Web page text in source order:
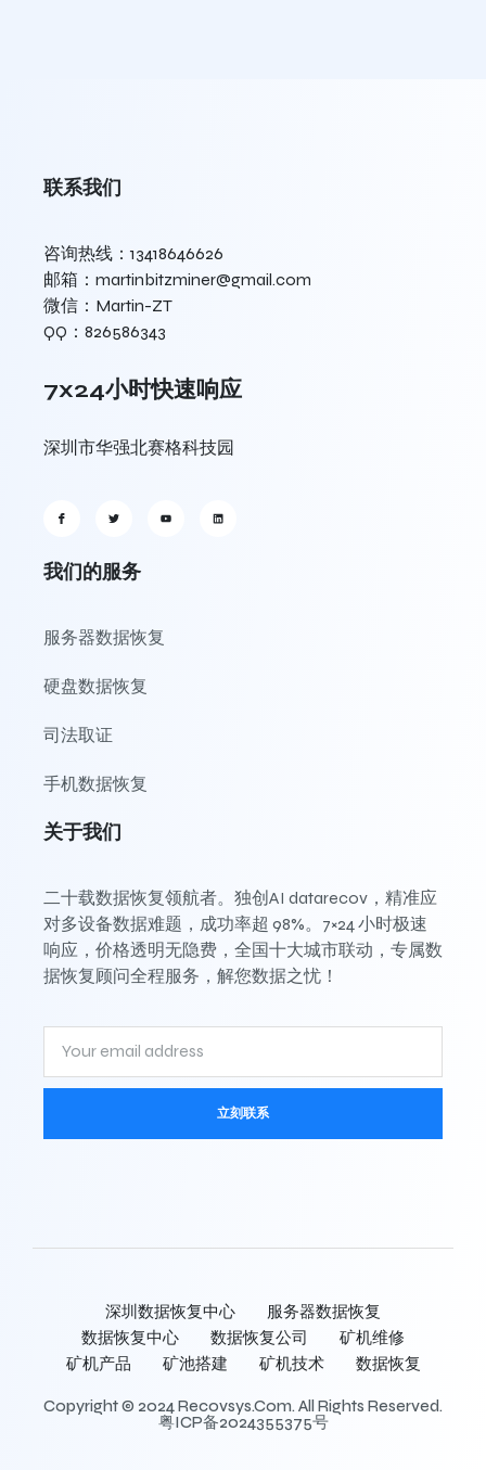
联系我们
咨询热线：13418646626
邮箱：martinbitzminer@gmail.com
微信：Martin-ZT
QQ：826586343
7x24小时快速响应
深圳市华强北赛格科技园
我们的服务
服务器数据恢复
硬盘数据恢复
司法取证
手机数据恢复
关于我们
二十载数据恢复领航者。独创AI datarecov，精准应
对多设备数据难题，成功率超 98%。7×24 小时极速
响应，价格透明无隐费，全国十大城市联动，专属数
据恢复顾问全程服务，解您数据之忧！
立刻联系
深圳数据恢复中心
服务器数据恢复
数据恢复中心
数据恢复公司
矿机维修
矿机产品
矿池搭建 矿机技术 数据恢复
Copyright © 2024 Recovsys.com. All Rights Reserved.
粤ICP备2024355375号